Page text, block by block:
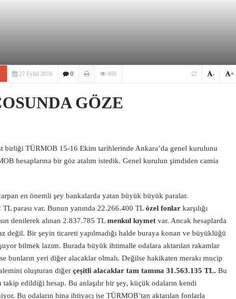
27 Eylül 2016 0 469 +
-
GÖZE
birliği TÜRMOB 15-16 Ekim tarihlerinde Ankara’da genel kurulunu
hesaplarına bir göz atalım istedik. Genel kurulun şimdiden camia
en önemli şey bankalarda yatan büyük büyük paralar.
parası var. Bunun yanında 22.266.400 TLözel fonlar karşılığı
denilerek alınan 2.837.785 TLmenkul kıymet var. Ancak hesaplarda
değil. Bir şeyin ticareti yapılmadığı halde buraya konan ve büyüklüğü
bilmek lazım. Burada büyük ihtimalle odalara aktarılan rakamlar
bunların yeri diğer alacaklar olmalı. Değilse hakikaten merakı mucip
oluşturan diğer çeşitli alacaklar tam tamına 31.563.135 TL. Bu
edildiği hesap. Bu anlaşılır bir şey, küçük odaların kendi
Bu odaların bina ihtiyacı ise TÜRMOB’tan aktarılan fonlarla